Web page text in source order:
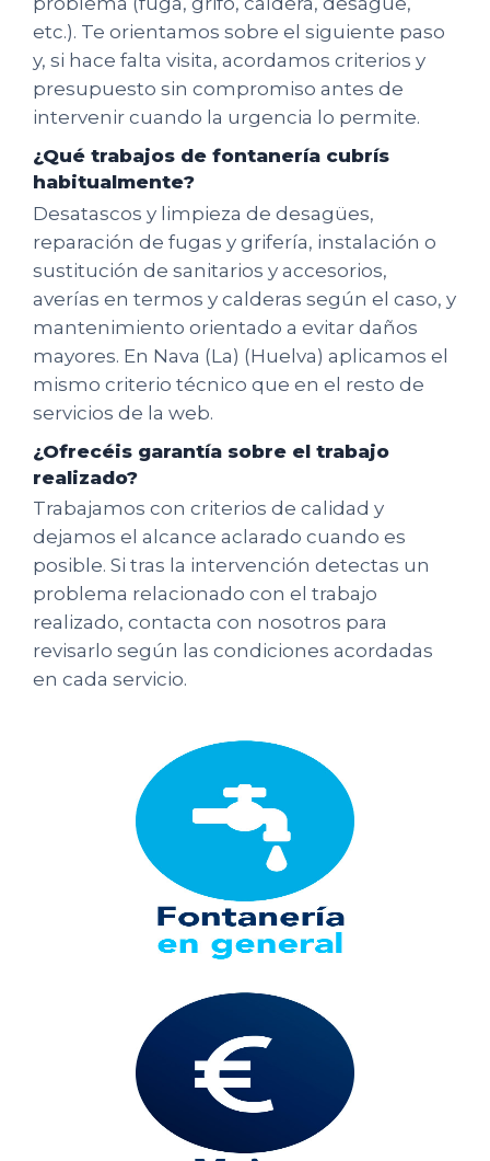
etc.). Te orientamos sobre el siguiente paso
y, si hace falta visita, acordamos criterios y
presupuesto sin compromiso antes de
intervenir cuando la urgencia lo permite.
¿Qué trabajos de fontanería cubrís
habitualmente?
Desatascos y limpieza de desagües,
reparación de fugas y grifería, instalación o
sustitución de sanitarios y accesorios,
averías en termos y calderas según el caso, y
mantenimiento orientado a evitar daños
mayores. En Nava (La) (Huelva) aplicamos el
mismo criterio técnico que en el resto de
servicios de la web.
¿Ofrecéis garantía sobre el trabajo
realizado?
Trabajamos con criterios de calidad y
dejamos el alcance aclarado cuando es
posible. Si tras la intervención detectas un
problema relacionado con el trabajo
realizado, contacta con nosotros para
revisarlo según las condiciones acordadas
en cada servicio.